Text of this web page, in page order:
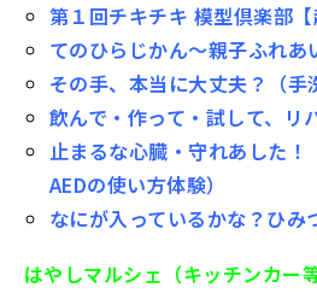
第１回チキチキ 模型倶楽部
てのひらじかん～親子ふれあ
その手、本当に大丈夫？（手
飲んで・作って・試して、リ
止まるな心臓・守れあした！
AEDの使い方体験）
なにが入っているかな？ひみ
はやしマルシェ（キッチンカー等